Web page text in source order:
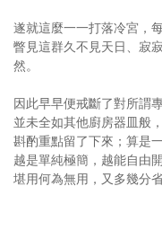
遂就這麼一一打落冷宮，
瞥見這群久不見天日、寂
然。
因此早早便戒斷了對所謂
並未全如其他廚房器皿般
斟酌重點留了下來；算是
越是單純極簡，越能自由
堪用何為無用，又多幾分